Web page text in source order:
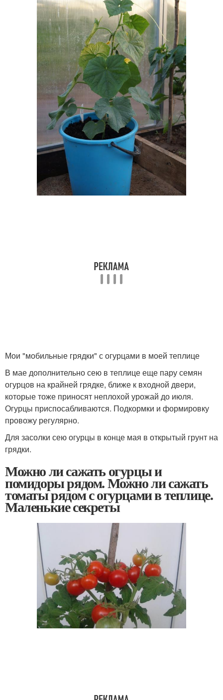
Мои "мобильные грядки" с огурцами в моей теплице
В мае дополнительно сею в теплице еще пару семян
огурцов на крайней грядке, ближе к входной двери,
которые тоже приносят неплохой урожай до июля.
Огурцы приспосабливаются. Подкормки и формировку
провожу регулярно.
Для засолки сею огурцы в конце мая в открытый грунт на
грядки.
Можно ли сажать огурцы и
помидоры рядом. Можно ли сажать
томаты рядом с огурцами в теплице.
Маленькие секреты